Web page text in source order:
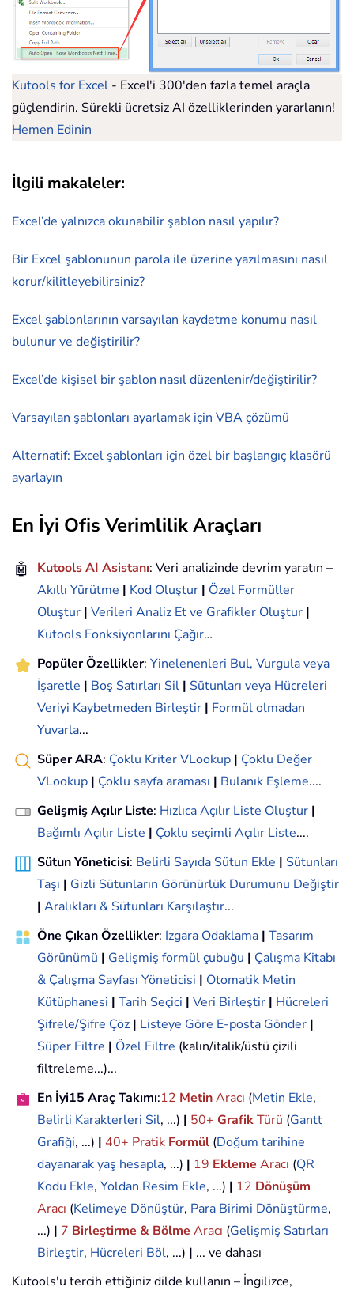
Kutools for Excel - Excel'i 300'den fazla temel araçla
güçlendirin. Sürekli ücretsiz AI özelliklerinden yararlanın!
Hemen Edinin
İlgili makaleler:
Excel’de yalnızca okunabilir şablon nasıl yapılır?
Bir Excel şablonunun parola ile üzerine yazılmasını nasıl
korur/kilitleyebilirsiniz?
Excel şablonlarının varsayılan kaydetme konumu nasıl
bulunur ve değiştirilir?
Excel’de kişisel bir şablon nasıl düzenlenir/değiştirilir?
Varsayılan şablonları ayarlamak için VBA çözümü
Alternatif: Excel şablonları için özel bir başlangıç klasörü
ayarlayın
En İyi Ofis Verimlilik Araçları
🤖 Kutools AI Asistanı: Veri analizinde devrim yaratın –
Akıllı Yürütme | Kod Oluştur | Özel Formüller
Oluştur | Verileri Analiz Et ve Grafikler Oluştur |
Kutools Fonksiyonlarını Çağır…
Popüler Özellikler: Yinelenenleri Bul, Vurgula veya
İşaretle | Boş Satırları Sil | Sütunları veya Hücreleri
Veriyi Kaybetmeden Birleştir | Formül olmadan
Yuvarla...
Süper ARA: Çoklu Kriter VLookup | Çoklu Değer
VLookup | Çoklu sayfa araması | Bulanık Eşleme....
Gelişmiş Açılır Liste: Hızlıca Açılır Liste Oluştur |
Bağımlı Açılır Liste | Çoklu seçimli Açılır Liste....
Sütun Yöneticisi: Belirli Sayıda Sütun Ekle | Sütunları
Taşı | Gizli Sütunların Görünürlük Durumunu Değiştir
| Aralıkları & Sütunları Karşılaştır...
Öne Çıkan Özellikler: Izgara Odaklama | Tasarım
Görünümü | Gelişmiş formül çubuğu | Çalışma Kitabı
& Çalışma Sayfası Yöneticisi | Otomatik Metin
Kütüphanesi | Tarih Seçici | Veri Birleştir | Hücreleri
Şifrele/Şifre Çöz | Listeye Göre E-posta Gönder |
Süper Filtre | Özel Filtre (kalın/italik/üstü çizili
filtreleme...)...
En İyi15 Araç Takımı:12 MetinAracı (Metin Ekle,
Belirli Karakterleri Sil, ...) | 50+ GrafikTürü (Gantt
Grafiği, ...) | 40+ Pratik Formül (Doğum tarihine
dayanarak yaş hesapla, ...) | 19 Ekleme Aracı (QR
Kodu Ekle, Yoldan Resim Ekle, ...) | 12 Dönüşüm
Aracı (Kelimeye Dönüştür, Para Birimi Dönüştürme,
...) | 7 Birleştirme & Bölme Aracı (Gelişmiş Satırları
Birleştir, Hücreleri Böl, ...) | ... ve dahası
Kutools'u tercih ettiğiniz dilde kullanın – İngilizce,